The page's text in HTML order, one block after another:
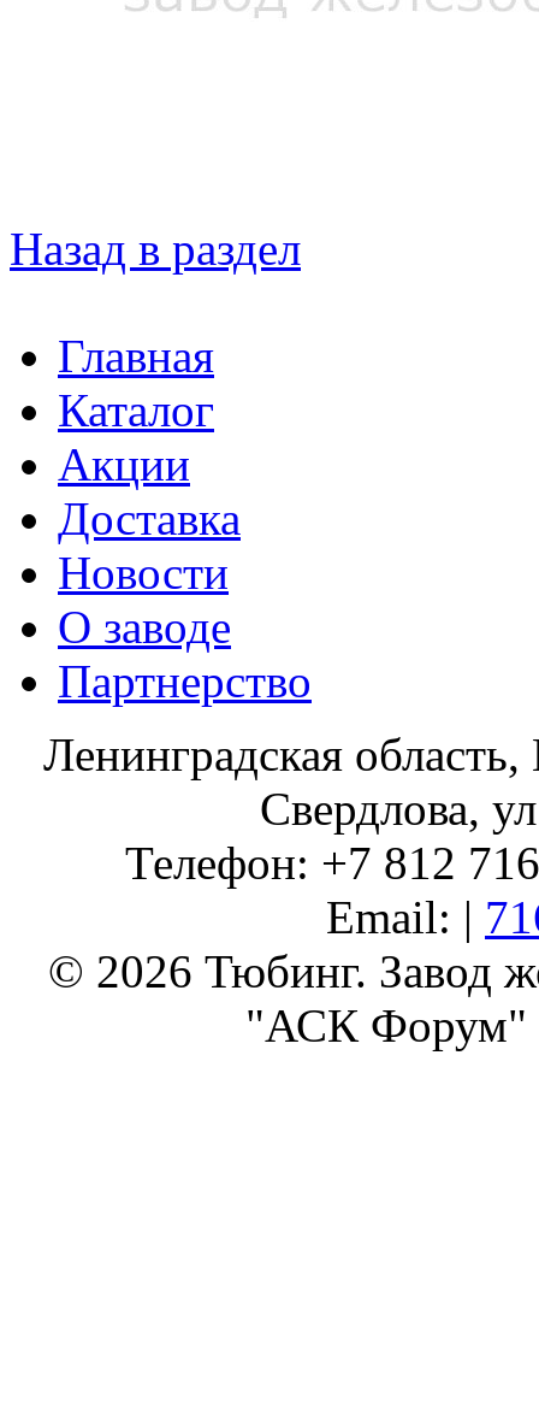
Назад в раздел
Главная
Каталог
Акции
Доставка
Новости
О заводе
Партнерство
Ленинградская
Свердлова,
Телефон: +7 812
Email: |
© 2026 Тюбинг. Завод
"АСК Форум"